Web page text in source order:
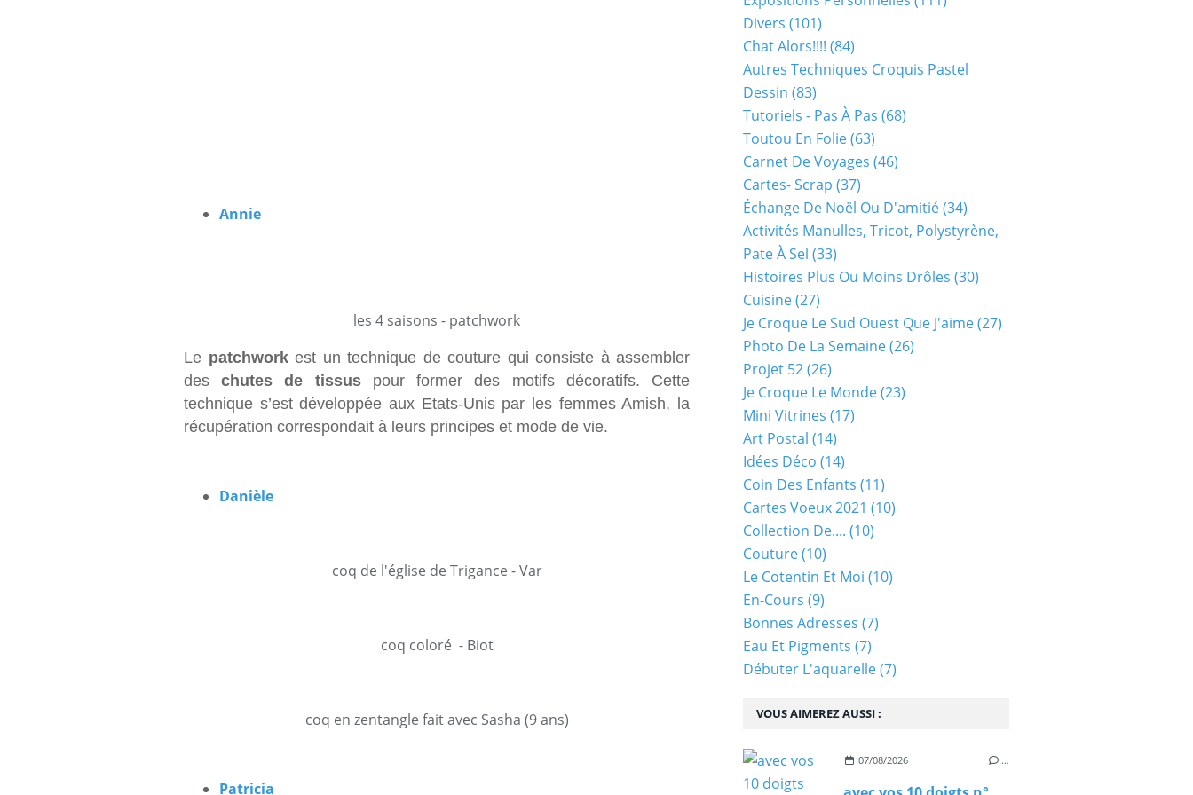
Annie
les 4 saisons - patchwork
Le patchworkest un technique de couture qui consiste à assembler
deschutes de tissuspour former des motifs décoratifs. Cette
technique s’est développée aux Etats-Unis par les femmes Amish, la
récupération correspondait à leurs principes et mode de vie.
Danièle
coq de l'église de Trigance - Var
coq coloré - Biot
coq en zentangle fait avec Sasha (9 ans)
Patricia
VOUS AIMEREZ AUSSI :
07/08/2026 …
Divers (101)
Chat Alors!!!! (84)
Autres Techniques Croquis Pastel
Dessin (83)
Tutoriels - Pas À Pas (68)
Toutou En Folie(63)
Carnet De Voyages (46)
Cartes- Scrap (37)
Échange De Noël Ou D'amitié(34)
Activités Manulles, Tricot, Polystyrène,
Pate À Sel (33)
Histoires Plus Ou Moins Drôles (30)
Cuisine(27)
Je Croque Le Sud Ouest Que J'aime(27)
Photo De La Semaine(26)
Projet 52(26)
Je Croque Le Monde(23)
Mini Vitrines (17)
Art Postal (14)
Idées Déco (14)
Coin Des Enfants (11)
Cartes Voeux 2021 (10)
Collection De.... (10)
Couture(10)
Le Cotentin Et Moi (10)
En-Cours (9)
Bonnes Adresses (7)
Eau Et Pigments (7)
Débuter L'aquarelle(7)